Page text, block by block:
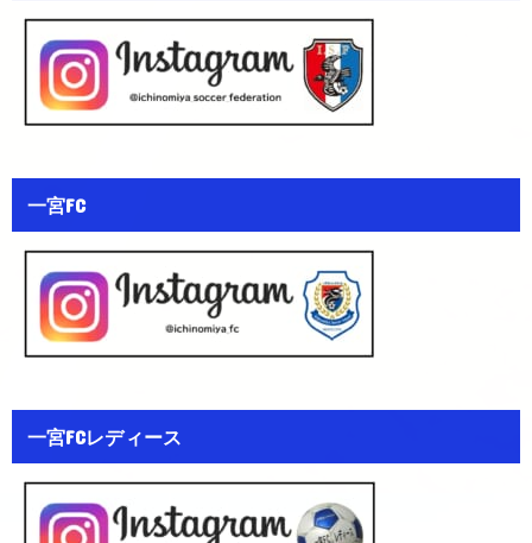
一宮FC
一宮FCレディース